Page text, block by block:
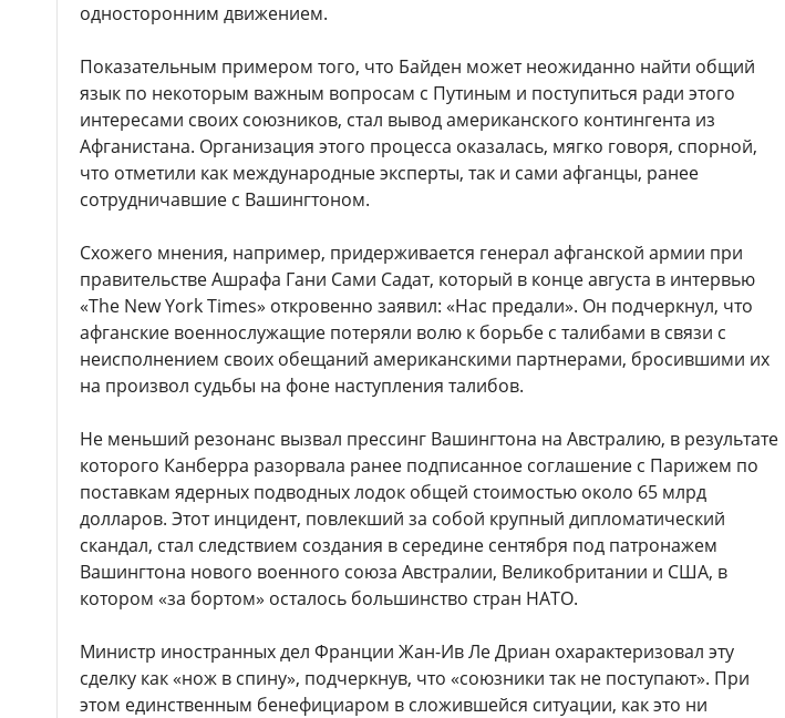
односторонним движением.
Показательным примером того, что Байден может неожиданно найти общий
язык по некоторым важным вопросам с Путиным и поступиться ради этого
интересами своих союзников, стал вывод американского контингента из
Афганистана. Организация этого процесса оказалась, мягко говоря, спорной,
что отметили как международные эксперты, так и сами афганцы, ранее
сотрудничавшие с Вашингтоном.
Схожего мнения, например, придерживается генерал афганской армии при
правительстве Ашрафа Гани Сами Садат, который в конце августа в интервью
«The New York Times» откровенно заявил: «Нас предали». Он подчеркнул, что
афганские военнослужащие потеряли волю к борьбе с талибами в связи с
неисполнением своих обещаний американскими партнерами, бросившими их
на произвол судьбы на фоне наступления талибов.
Не меньший резонанс вызвал прессинг Вашингтона на Австралию, в результате
которого Канберра разорвала ранее подписанное соглашение с Парижем по
поставкам ядерных подводных лодок общей стоимостью около 65 млрд
долларов. Этот инцидент, повлекший за собой крупный дипломатический
скандал, стал следствием создания в середине сентября под патронажем
Вашингтона нового военного союза Австралии, Великобритании и США, в
котором «за бортом» осталось большинство стран НАТО.
Министр иностранных дел Франции Жан-Ив Ле Дриан охарактеризовал эту
сделку как «нож в спину», подчеркнув, что «союзники так не поступают». При
этом единственным бенефициаром в сложившейся ситуации, как это ни